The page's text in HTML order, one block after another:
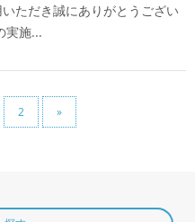
ただき誠にありがとうござい
実施...
2 »